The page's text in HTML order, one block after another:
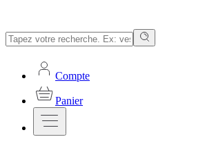
Compte
Panier